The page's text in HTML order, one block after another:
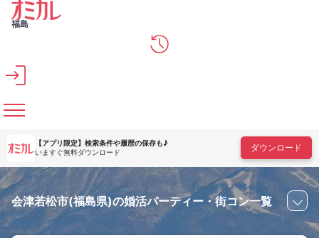
メインコンテンツへスキップ
福島
【アプリ限定】 検索条件や履歴の保存も♪
いますぐ無料ダウンロード
ダウンロード
会津若松市(福島県)の婚活パーティー・街コン一覧